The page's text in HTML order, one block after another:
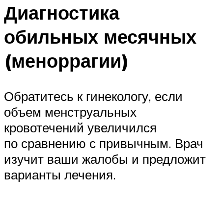
Диагностика
обильных месячных
(меноррагии)
Обратитесь к гинекологу, если
объем менструальных
кровотечений увеличился
по сравнению с привычным. Врач
изучит ваши жалобы и предложит
варианты лечения.